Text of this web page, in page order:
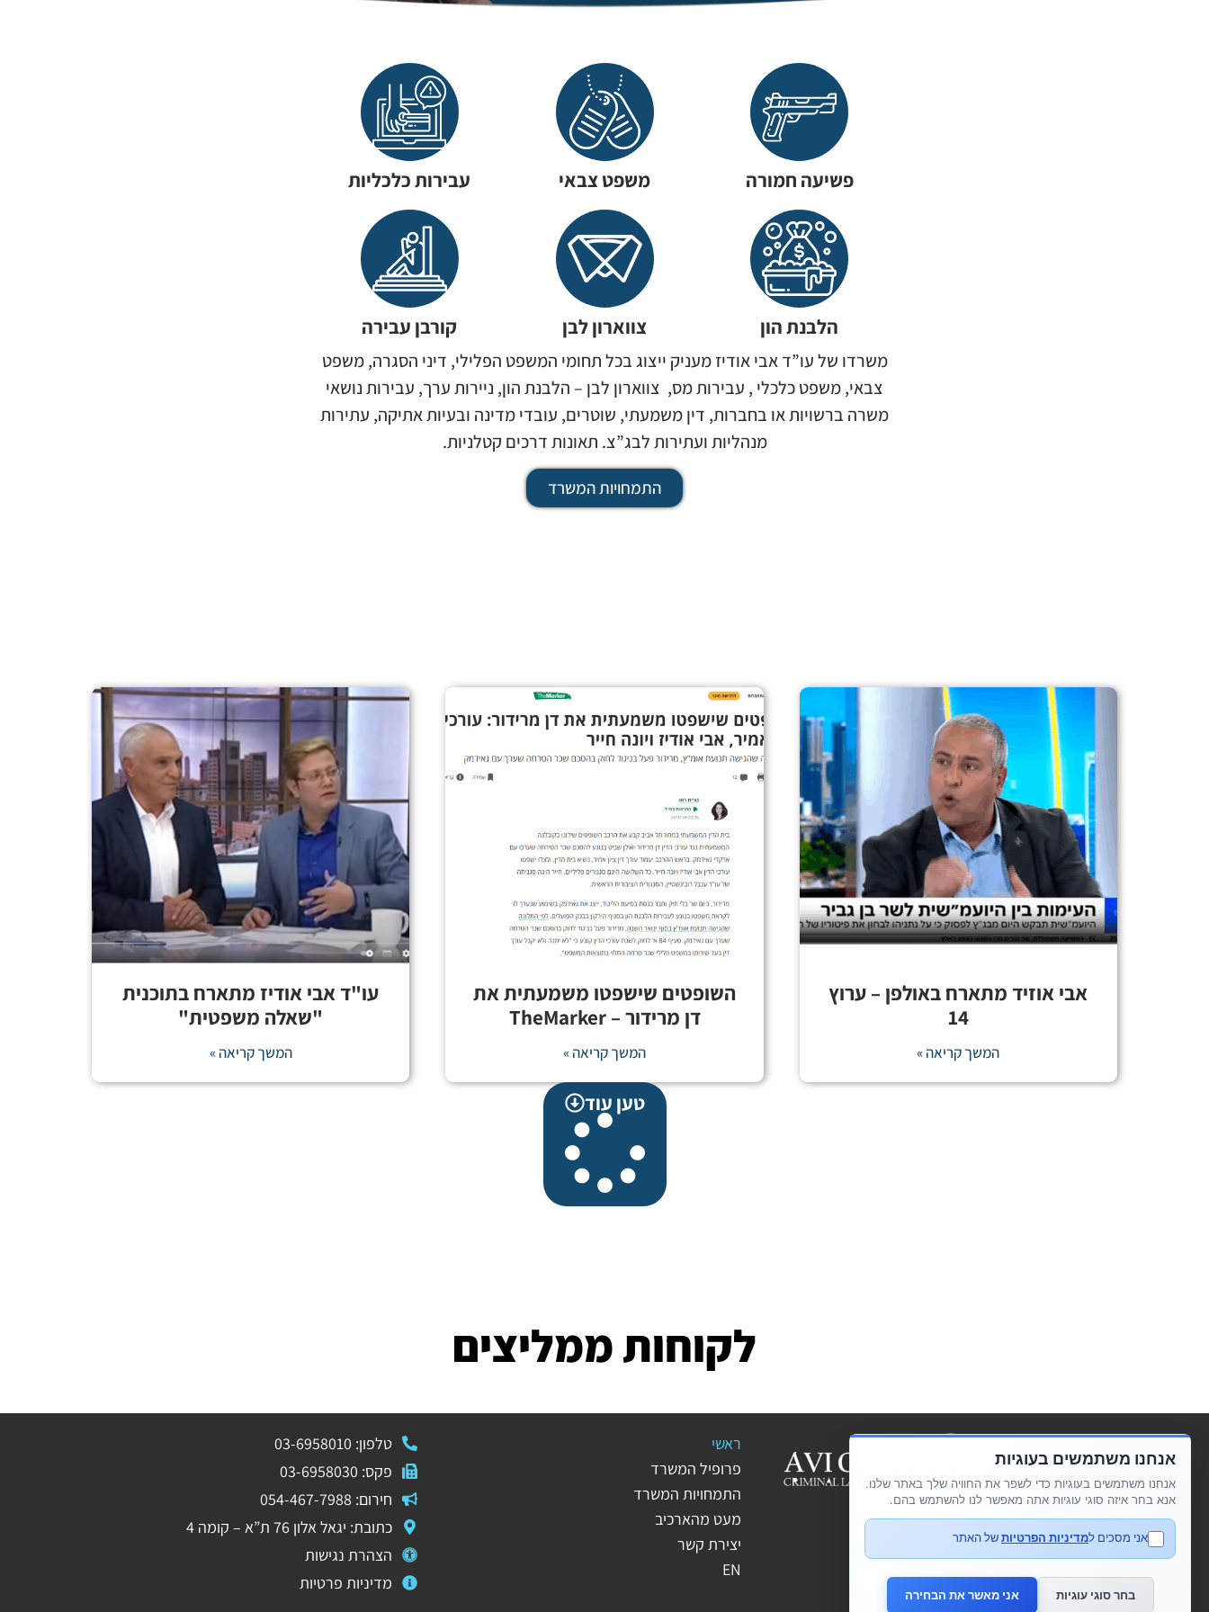
פשיעה חמורה משפט צבאי עבירות כלכליות
הלבנת הון צווארון לבן קורבן עבירה
משרדו של עו”ד אבי אודיז מעניק ייצוג בכל תחומי המשפט הפלילי, דיני הסגרה, משפט
צבאי, משפט כלכלי , עבירות מס, צווארון לבן – הלבנת הון, ניירות ערך, עבירות נושאי
משרה ברשויות או בחברות, דין משמעתי, שוטרים, עובדי מדינה ובעיות אתיקה, עתירות
מנהליות ועתירות לבג”צ. תאונות דרכים קטלניות.
התמחויות המשרד
אבי אוזיד מתארח באולפן – ערוץ
14
המשך קריאה »
השופטים שישפטו משמעתית את
דן מרידור – TheMarker
המשך קריאה »
עו"ד אבי אודיז מתארח בתוכנית
"שאלה משפטית"
המשך קריאה »
טען עוד
לקוחות ממליצים
ראשי
פרופיל המשרד
התמחויות המשרד
מעט מהארכיב
יצירת קשר
EN
טלפון: 03-6958010
פקס: 03-6958030
חירום: 054-467-7988
כתובת: יגאל אלון 76 ת”א – קומה 4
הצהרת נגישות
מדיניות פרטיות
אנחנו משתמשים בעוגיות
אנחנו משתמשים בעוגיות כדי לשפר את החוויה שלך באתר שלנו.
אנא בחר איזה סוגי עוגיות אתה מאפשר לנו להשתמש בהם.
אני מסכים למדיניות הפרטיותשל האתר
בחר סוגי עוגיות אני מאשר את הבחירה